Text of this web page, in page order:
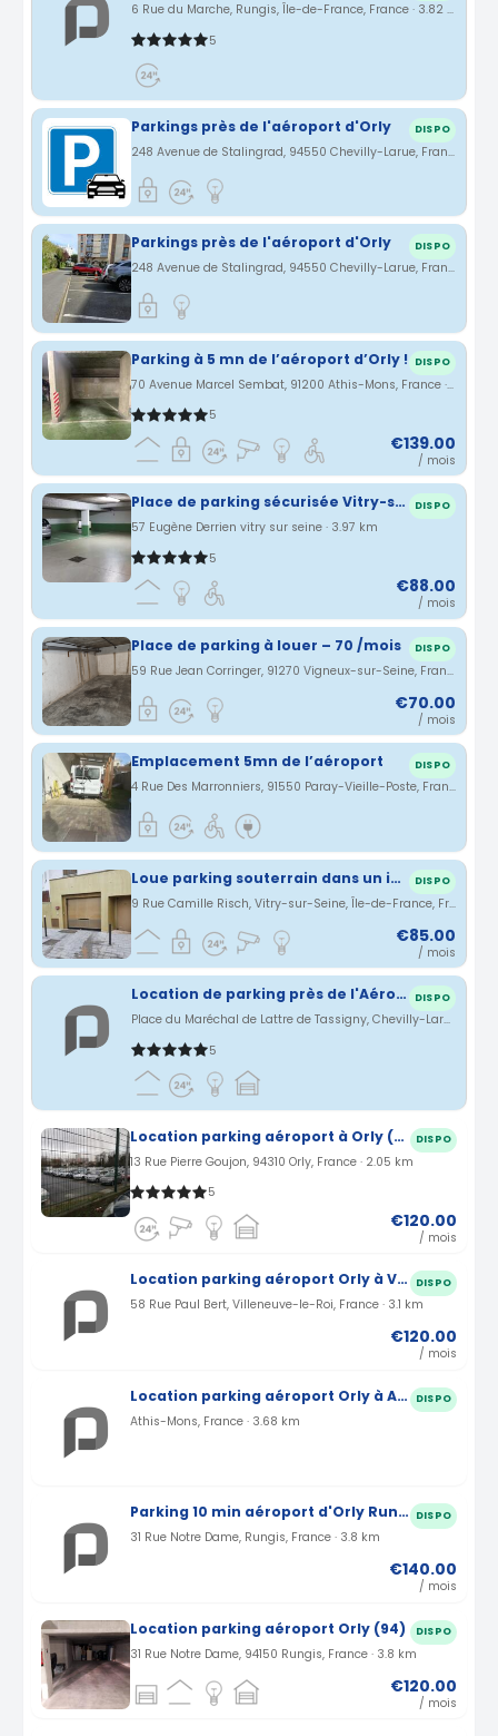
6 Rue du Marche, Rungis, Île-de-France, France · 3.82 km
5
Parkings près de l'aéroport d'Orly DISPO
248 Avenue de Stalingrad, 94550 Chevilly-Larue, France · 3.9 km
Parkings près de l'aéroport d'Orly DISPO
248 Avenue de Stalingrad, 94550 Chevilly-Larue, France · 3.9 km
Parking à 5 mn de l’aéroport d’Orly ! DISPO
70 Avenue Marcel Sembat, 91200 Athis-Mons, France · 3.96 km
5
€139.00
/ mois
Place de parking sécurisée Vitry-sur-Seine en sous-sol rue Eugène Derrien, quartier Moulin Vert (94) DISPO
57 Eugène Derrien vitry sur seine · 3.97 km
5
€88.00
/ mois
Place de parking à louer – 70 /mois DISPO
59 Rue Jean Corringer, 91270 Vigneux-sur-Seine, France · 4.22 km
€70.00
/ mois
Emplacement 5mn de l’aéroport DISPO
4 Rue Des Marronniers, 91550 Paray-Vieille-Poste, France · 4.27 km
Loue parking souterrain dans un immeuble récent datant d'octobre 2015. DISPO
9 Rue Camille Risch, Vitry-sur-Seine, Île-de-France, France · 4.29 km
€85.00
/ mois
Location de parking près de l'Aéroport d'Orly (chevilly-Larue) DISPO
Place du Maréchal de Lattre de Tassigny, Chevilly-Larue, Île-de-France, France · 4.32 km
5
Location parking aéroport à Orly (94) DISPO
13 Rue Pierre Goujon, 94310 Orly, France · 2.05 km
5
€120.00
/ mois
Location parking aéroport Orly à Villeneuve-le-Roi (94) DISPO
58 Rue Paul Bert, Villeneuve-le-Roi, France · 3.1 km
€120.00
/ mois
Location parking aéroport Orly à Athis-Mons (91) DISPO
Athis-Mons, France · 3.68 km
Parking 10 min aéroport d'Orly Rungis rue Notre Dame (94) DISPO
31 Rue Notre Dame, Rungis, France · 3.8 km
€140.00
/ mois
Location parking aéroport Orly (94) DISPO
31 Rue Notre Dame, 94150 Rungis, France · 3.8 km
€120.00
/ mois